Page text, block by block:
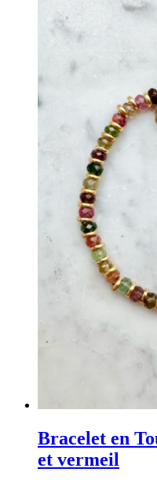
Bracelet en
et vermeil